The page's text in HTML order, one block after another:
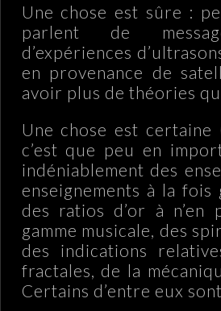
Une chose est sûre :
parlent de
d’expériences
en provenance de
avoir plus de théories
Une chose est
c’est que peu en
indéniablement des
enseignements à la
des ratios d’or à
gamme musicale, des
des indications
fractales, de la
Certains d’entre eux